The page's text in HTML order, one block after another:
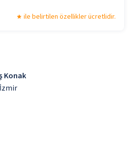
ile belirtilen özellikler ücretlidir.
Konak